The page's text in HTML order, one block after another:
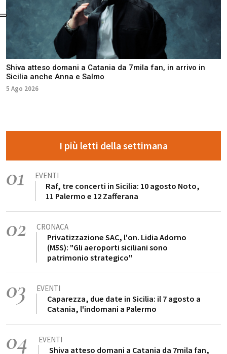
Shiva atteso domani a Catania da 7mila fan, in arrivo in
Sicilia anche Anna e Salmo
5 Ago 2026
I più letti della settimana
01 EVENTI
Raf, tre concerti in Sicilia: 10 agosto Noto,
11 Palermo e 12 Zafferana
02 CRONACA
Privatizzazione SAC, l'on. Lidia Adorno
(M5S): "Gli aeroporti siciliani sono
patrimonio strategico"
03 EVENTI
Caparezza, due date in Sicilia: il 7 agosto a
Catania, l'indomani a Palermo
04 EVENTI
Shiva atteso domani a Catania da 7mila fan,